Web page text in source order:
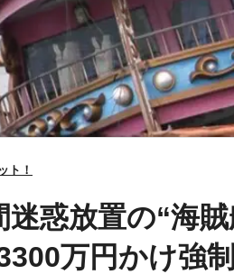
ト！
迷惑放置の“海
万円かけ強